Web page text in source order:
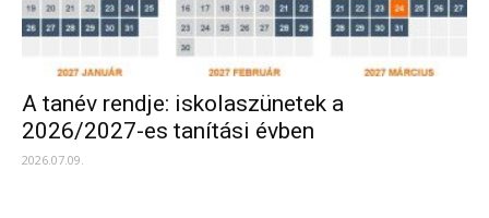
A tanév rendje: iskolaszünetek a
2026/2027-es tanítási évben
2026.07.09.